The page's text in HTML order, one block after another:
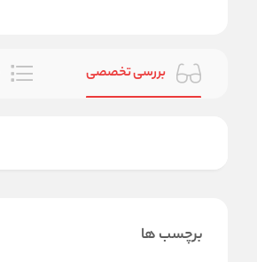
بررسی تخصصی
برچسب ها